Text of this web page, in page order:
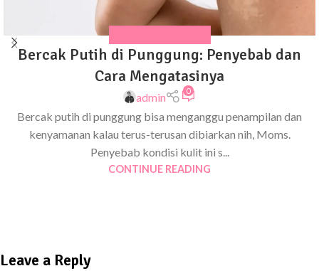
MASALAH KULIT ANAK
Bercak Putih di Punggung: Penyebab dan
Cara Mengatasinya
admin 0
Bercak putih di punggung bisa menganggu penampilan dan
kenyamanan kalau terus-terusan dibiarkan nih, Moms.
Penyebab kondisi kulit ini s...
CONTINUE READING
Leave a Reply